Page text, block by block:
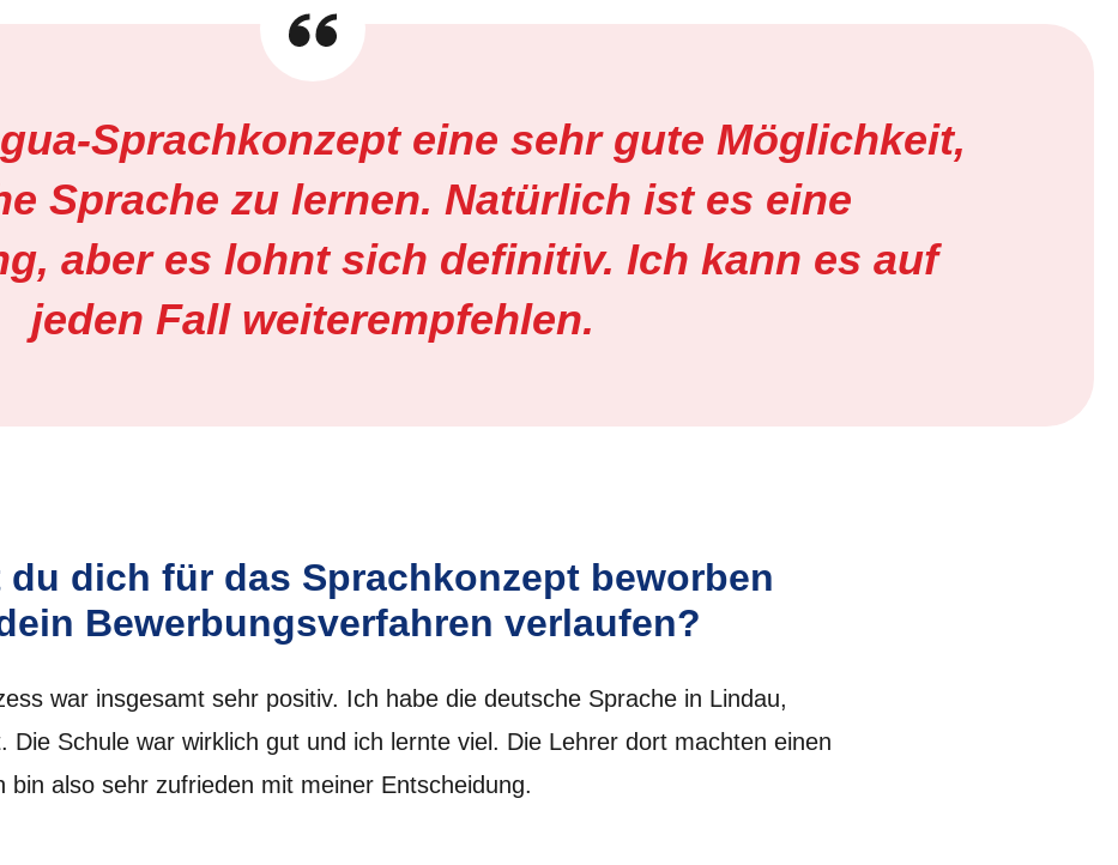
Sprachkonzept eine sehr gute Möglichkeit,
Sprache zu lernen. Natürlich ist es eine
aber es lohnt sich definitiv. Ich kann es auf
jeden Fall weiterempfehlen.
du dich für das Sprachkonzept beworben
Bewerbungsverfahren verlaufen?
war insgesamt sehr positiv. Ich habe die deutsche Sprache in Lindau,
Die Schule war wirklich gut und ich lernte viel. Die Lehrer dort machten einen
bin also sehr zufrieden mit meiner Entscheidung.